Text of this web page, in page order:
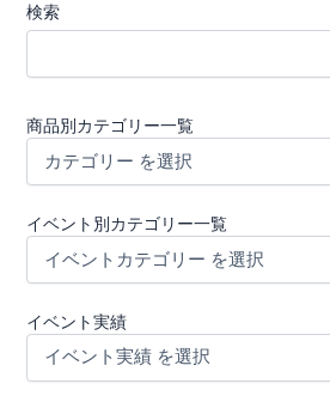
検索
商品別カテゴリー一覧
イベント別カテゴリー一覧
イベント実績